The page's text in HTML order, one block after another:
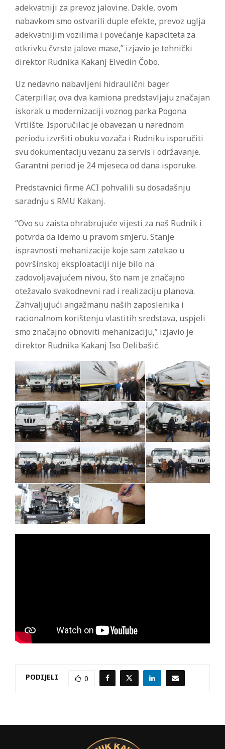
adekvatniji za prevoz jalovine. Dakle, ovom
nabavkom smo ostvarili duple efekte, prevoz uglja
adekvatnijim vozilima i povećanje kapaciteta za
otkrivku čvrste jalove mase,” izjavio je tehnički
direktor Rudnika Kakanj Elvedin Čobo.
Uz nedavno nabavljeni hidraulični bager
Caterpillar, ova dva kamiona predstavljaju značajan
iskorak u modernizaciji voznog parka Pogona
Vrtlište. Isporučilac je obavezan u narednom
periodu izvršiti obuku vozača i Rudniku isporučiti
svu dokumentaciju vezanu za servis i održavanje.
Garantni period je 24 mjeseca od dana isporuke.
Predstavnici firme ACI pohvalili su dosadašnju
saradnju s RMU Kakanj.
“Ovo su zaista ohrabrujuće vijesti za naš Rudnik i
potvrda da idemo u pravom smjeru. Stanje
ispravnosti mehanizacije koje sam zatekao u
površinskoj eksploataciji nije bilo na
zadovoljavajućem nivou, što nam je značajno
otežavalo svakodnevni rad i realizaciju planova.
Zahvaljujući angažmanu naših zaposlenika i
racionalnom korištenju vlastitih sredstava, uspjeli
smo značajno obnoviti mehanizaciju,” izjavio je
direktor Rudnika Kakanj Iso Delibašić.
PODIJELI 0